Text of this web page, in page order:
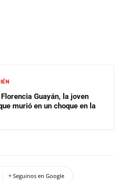
Guayán, la joven
murió en un choque en la
+ Seguinos en Google